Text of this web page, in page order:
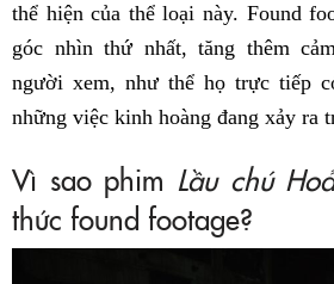
thể hiện của thể loại này. Found
góc nhìn thứ nhất, tăng thêm
người xem, như thể họ trực tiếp
những việc kinh hoàng đang xảy ra
Vì sao phim Lầu chú
thức found footage?